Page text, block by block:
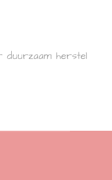
duurzaam herstel